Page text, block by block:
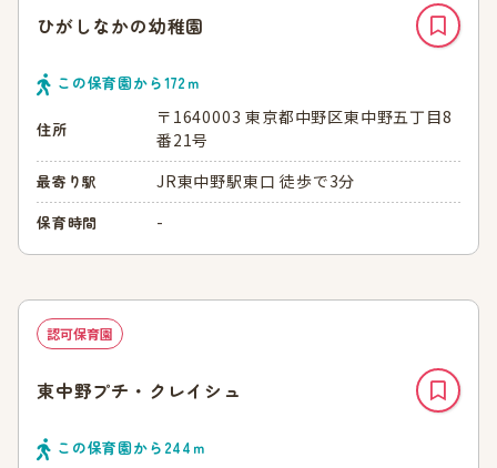
ひがしなかの幼稚園
この保育園から172ｍ
住所
〒1640003 東京都中野区東中野五丁目8
番21号
最寄り駅 JR東中野駅東口 徒歩で3分
保育時間 -
認可保育園
東中野プチ・クレイシュ
この保育園から 244 ｍ